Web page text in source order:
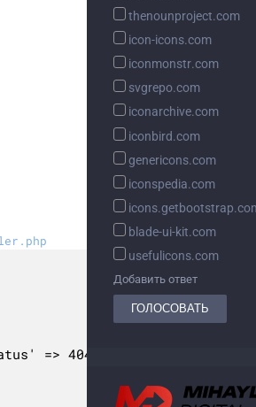
thenounproject.com
icon-icons.com
iconmonstr.com
svgrepo.com
iconarchive.com
iconbird.com
genericons.com
iconspedia.com
blade-ui-kit.com
usefulicons.com
Добавить ответ